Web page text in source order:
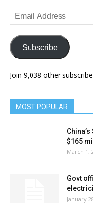
Email
Address
Subscribe
Join 9,038 other
MOST POPULAR
$165
March 1,
Govt
January